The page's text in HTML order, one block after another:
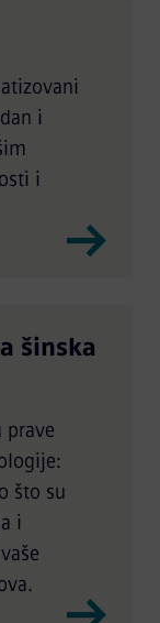
i
i
šinska
prave
što su
i